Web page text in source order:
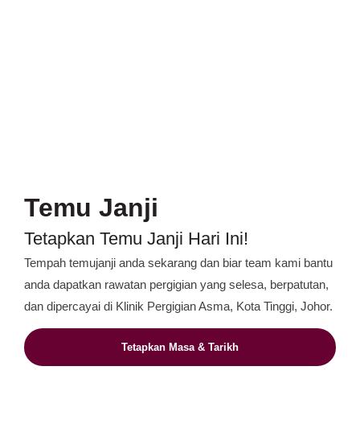
Temu Janji
Tetapkan Temu Janji Hari Ini!
Tempah temujanji anda sekarang dan biar team kami bantu
anda dapatkan rawatan pergigian yang selesa, berpatutan,
dan dipercayai di Klinik Pergigian Asma, Kota Tinggi, Johor.
Tetapkan Masa & Tarikh